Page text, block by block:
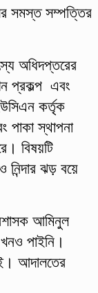
সমস্ত সম্পত্তির
অধিদপ্তরের
প্রকল্প এবং
কর্তৃক
পাকা স্থাপনা
বিষয়টি
ঝড় বয়ে
আমিনুল
পাইনি।
আদালতের